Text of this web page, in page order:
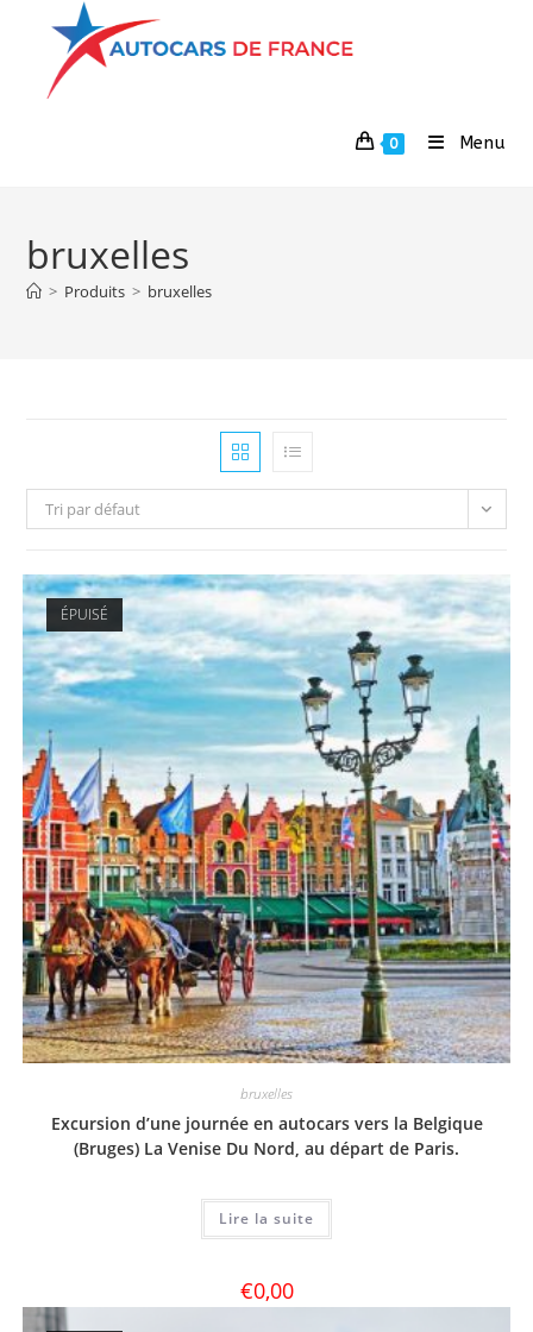
0 Menu
bruxelles
> Produits > bruxelles
Tri par défaut
ÉPUISÉ
bruxelles
Excursion d’une journée en autocars vers la Belgique
(Bruges) La Venise Du Nord, au départ de Paris.
Lire la suite
€0,00